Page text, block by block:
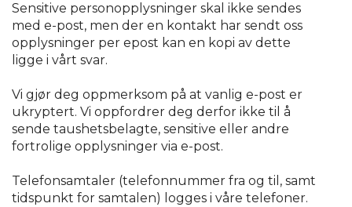
Sensitive personopplysninger skal ikke sendes
med e-post, men der en kontakt har sendt oss
opplysninger per epost kan en kopi av dette
ligge i vårt svar.
Vi gjør deg oppmerksom på at vanlig e-post er
ukryptert. Vi oppfordrer deg derfor ikke til å
sende taushetsbelagte, sensitive eller andre
fortrolige opplysninger via e-post.
Telefonsamtaler (telefonnummer fra og til, samt
tidspunkt for samtalen) logges i våre telefoner.